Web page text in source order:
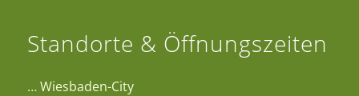
Standorte & Öffnungszeiten
…Wiesbaden-City